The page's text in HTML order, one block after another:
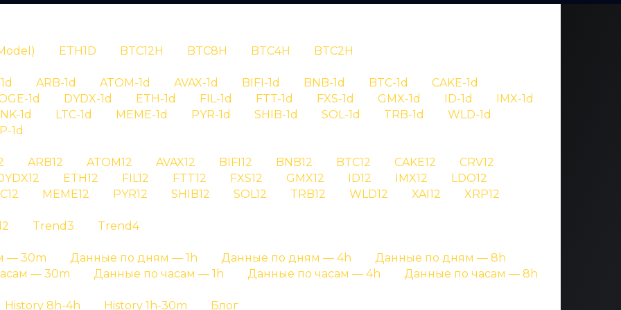
ETH1D BTC12H BTC8H BTC4H
BTC2H
ARB-1d ATOM-1d AVAX-1d BIFI-1d BNB-1d BTC-1d
CAKE-1d
1d DYDX-1d ETH-1d FIL-1d FTT-1d FXS-1d GMX-1d ID-1d
IMX-1d
1d LTC-1d MEME-1d PYR-1d SHIB-1d SOL-1d TRB-1d
WLD-1d
1d
ARB12 ATOM12 AVAX12 BIFI12 BNB12 BTC12 CAKE12
CRV12
ETH12 FIL12 FTT12 FXS12 GMX12 ID12 IMX12
LDO12
MEME12 PYR12 SHIB12 SOL12 TRB12 WLD12 XAI12
XRP12
Trend3
Trend4
— 30m
Данные по дням — 1h Данные по дням — 4h
Данные по дням — 8h
— 30m
Данные по часам — 1h Данные по часам — 4h
Данные по часам — 8h
History 8h-4h History 1h-30m Блог
сигналов meme
на графике результатов и на отдельных страницах с подробными данными
Главная страница» История сигналов